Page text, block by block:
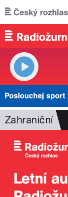
Přejít k hlavnímu
Zahraniční